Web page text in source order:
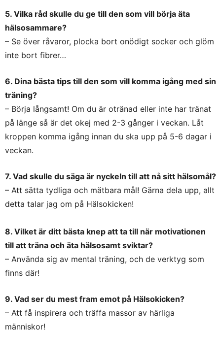
5. Vilka råd skulle du ge till den som vill börja äta
hälsosammare?
– Se över råvaror, plocka bort onödigt socker och glöm
inte bort fibrer…
6. Dina bästa tips till den som vill komma igång med sin
träning?
– Börja långsamt! Om du är otränad eller inte har tränat
på länge så är det okej med 2-3 gånger i veckan. Låt
kroppen komma igång innan du ska upp på 5-6 dagar i
veckan.
7. Vad skulle du säga är nyckeln till att nå sitt hälsomål?
– Att sätta tydliga och mätbara mål! Gärna dela upp, allt
detta talar jag om på Hälsokicken!
8. Vilket är ditt bästa knep att ta till när motivationen
till att träna och äta hälsosamt sviktar?
– Använda sig av mental träning, och de verktyg som
finns där!
9. Vad ser du mest fram emot på Hälsokicken?
– Att få inspirera och träffa massor av härliga
människor!